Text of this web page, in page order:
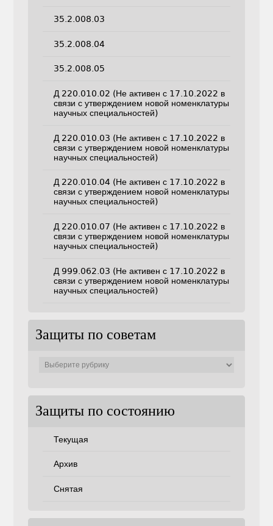
35.2.008.03
35.2.008.04
35.2.008.05
Д 220.010.02 (Не активен с 17.10.2022 в
связи с утверждением новой номенклатуры
научных специальностей)
Д 220.010.03 (Не активен с 17.10.2022 в
связи с утверждением новой номенклатуры
научных специальностей)
Д 220.010.04 (Не активен с 17.10.2022 в
связи с утверждением новой номенклатуры
научных специальностей)
Д 220.010.07 (Не активен с 17.10.2022 в
связи с утверждением новой номенклатуры
научных специальностей)
Д 999.062.03 (Не активен с 17.10.2022 в
связи с утверждением новой номенклатуры
научных специальностей)
Защиты по советам
Защиты по состоянию
Текущая
Архив
Снятая